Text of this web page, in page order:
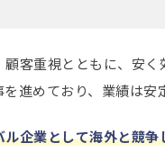
顧客重視とともに、安く
進めており、業績は安
ル企業として海外と競争